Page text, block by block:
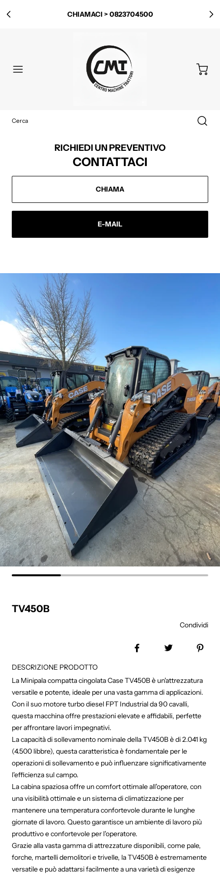
CHIAMACI > 0823704500
RICHIEDI UN PREVENTIVO
CONTATTACI
CHIAMA
E-MAIL
TV450B
Condividi
DESCRIZIONE PRODOTTO
La Minipala compatta cingolata Case TV450B è un'attrezzatura
versatile e potente, ideale per una vasta gamma di applicazioni.
Con il suo motore turbo diesel FPT Industrial da 90 cavalli,
questa macchina offre prestazioni elevate e affidabili, perfette
per affrontare lavori impegnativi.
La capacità di sollevamento nominale della TV450B è di 2.041 kg
(4.500 libbre), questa caratteristica è fondamentale per le
operazioni di sollevamento e può influenzare significativamente
l'efficienza sul campo.
La cabina spaziosa offre un comfort ottimale all'operatore, con
una visibilità ottimale e un sistema di climatizzazione per
mantenere una temperatura confortevole durante le lunghe
giornate di lavoro. Questo garantisce un ambiente di lavoro più
produttivo e confortevole per l'operatore.
Grazie alla vasta gamma di attrezzature disponibili, come pale,
forche, martelli demolitori e trivelle, la TV450B è estremamente
versatile e può adattarsi facilmente a una varietà di esigenze